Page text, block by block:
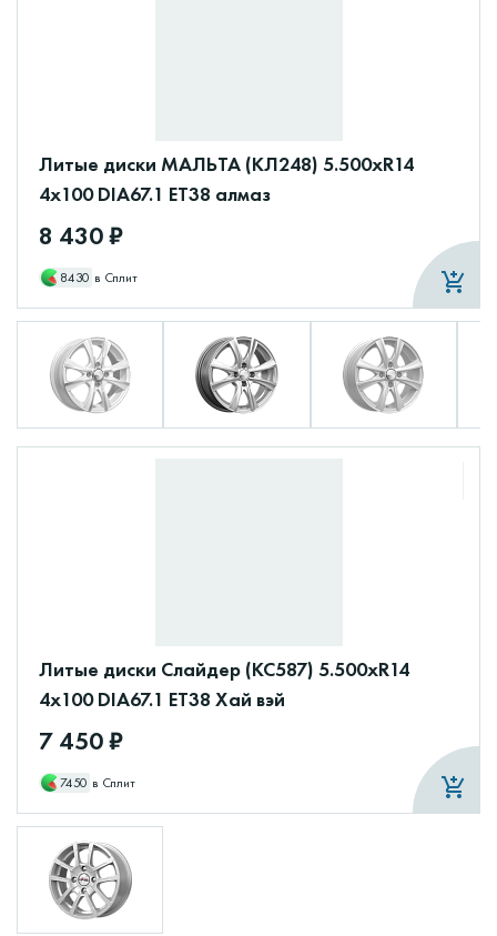
Литые диски МАЛЬТА (КЛ248) 5.500xR14
4x100 DIA67.1 ET38 алмаз
8 430 ₽
8430 в Сплит
Литые диски Слайдер (КС587) 5.500xR14
4x100 DIA67.1 ET38 Хай вэй
7 450 ₽
7450 в Сплит